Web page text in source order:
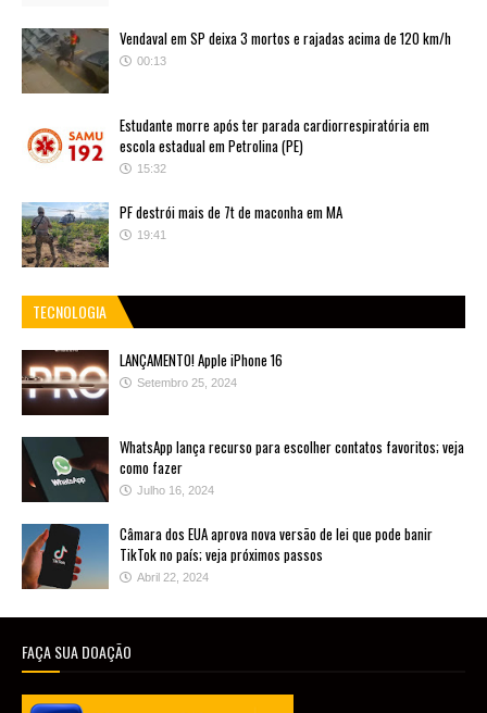
Vendaval em SP deixa 3 mortos e rajadas acima de 120 km/h
00:13
Estudante morre após ter parada cardiorrespiratória em
escola estadual em Petrolina (PE)
15:32
PF destrói mais de 7t de maconha em MA
19:41
TECNOLOGIA
LANÇAMENTO! Apple iPhone 16
Setembro 25, 2024
WhatsApp lança recurso para escolher contatos favoritos; veja
como fazer
Julho 16, 2024
Câmara dos EUA aprova nova versão de lei que pode banir
TikTok no país; veja próximos passos
Abril 22, 2024
FAÇA SUA DOAÇÃO